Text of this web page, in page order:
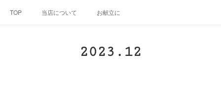
TOP 当店について お献立に
2023 . 12